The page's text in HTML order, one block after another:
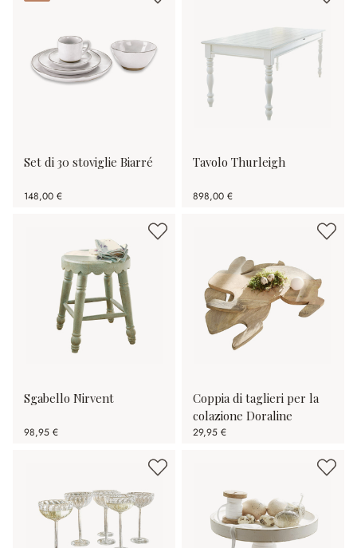
Set di 30 stoviglie Biarré
148,00 €
Tavolo Thurleigh
898,00 €
Sgabello Nirvent
98,95 €
Coppia di taglieri per la
colazione Doraline
29,95 €